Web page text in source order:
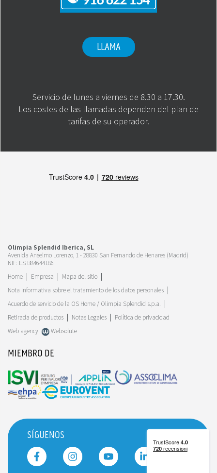
LLAMA
Servicio de lunes a viernes de 8.30 a 17.30.
Los costes de las llamadas dependen del plan de
tarifas de su operador.
Olimpia Splendid Iberica, SL
Avenida Anselmo Lorenzo, 1 - 28830 San Fernando de Henares (Madrid)
NIF: ES B84644186
Home
Empresa
Mapa del sitio
Nota informativa sobre el tratamiento de los datos personales
Acuerdo de servicio de la OS Home / Olimpia Splendid s.p.a.
Retirada de productos
Notas Legales
Política de privacidad
Web agency
Websolute
MIEMBRO DE
SÍGUENOS